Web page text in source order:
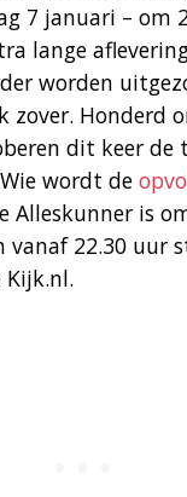
7 januari – om
lange
worden
zover. Honderd
dit keer de
wordt de
Alleskunner is
vanaf 22.30 uur
Kijk.nl.